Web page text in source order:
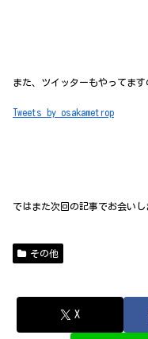
また、ツイッターもやってま
Tweets by osakametrop
ではまた次回の記事でお会い
その他
X